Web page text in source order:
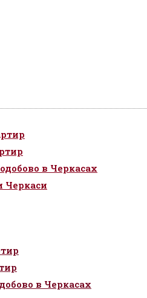
в Черкасах
Черкаси
в Черкасах